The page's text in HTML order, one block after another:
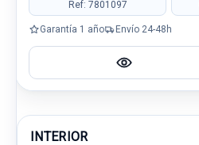
Ref: 7801097
Garantía 1 año Envío 24-48h
INTERIOR